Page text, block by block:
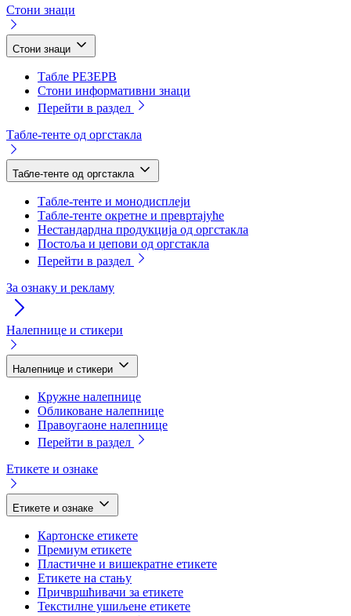
Стони знаци
Стони знаци
Табле РЕЗЕРВ
Стони информативни знаци
Перейти в раздел
Табле-тенте од оргстакла
Табле-тенте од оргстакла
Табле-тенте и монодисплеји
Табле-тенте окретне и превртајуће
Нестандардна продукција од оргстакла
Постоља и џепови од оргстакла
Перейти в раздел
За ознаку и рекламу
Налепнице и стикери
Налепнице и стикери
Кружне налепнице
Обликоване налепнице
Правоугаоне налепнице
Перейти в раздел
Етикете и ознаке
Етикете и ознаке
Картонске етикете
Премиум етикете
Пластичне и вишекратне етикете
Етикете на стању
Причвршћивачи за етикете
Текстилне ушиљене етикете